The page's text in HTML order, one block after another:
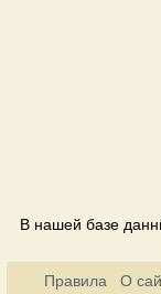
В нашей базе
Правила
О